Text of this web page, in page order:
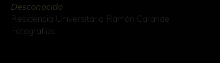
Desconocido
Residencia Universitaria Ramón Carande
Fotografías